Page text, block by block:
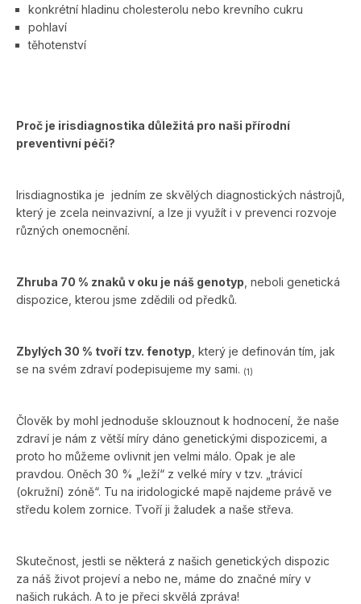
konkrétní hladinu cholesterolu nebo krevního cukru
pohlaví
těhotenství
Proč je irisdiagnostika důležitá pro naši přírodní
preventivní péči?
Irisdiagnostika je jedním ze skvělých diagnostických nástrojů,
který je zcela neinvazivní, a lze ji využít i v prevenci rozvoje
různých onemocnění.
Zhruba 70 % znaků v oku je náš genotyp , neboli genetická
dispozice, kterou jsme zdědili od předků.
Zbylých 30 % tvoří tzv. fenotyp , který je definován tím, jak
se na svém zdraví podepisujeme my sami. (1)
Člověk by mohl jednoduše sklouznout k hodnocení, že naše
zdraví je nám z větší míry dáno genetickými dispozicemi, a
proto ho můžeme ovlivnit jen velmi málo. Opak je ale
pravdou. Oněch 30 % „leží“ z velké míry v tzv. „trávicí
(okružní) zóně“. Tu na iridologické mapě najdeme právě ve
středu kolem zornice. Tvoří ji žaludek a naše střeva.
Skutečnost, jestli se některá z našich genetických dispozic
za náš život projeví a nebo ne, máme do značné míry v
našich rukách. A to je přeci skvělá zpráva!